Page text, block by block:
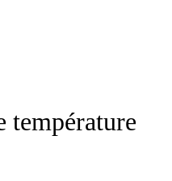
température